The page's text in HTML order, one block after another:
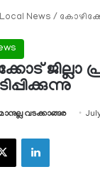
Local News /
വടക്കാങ്ങര
X LinkedIn